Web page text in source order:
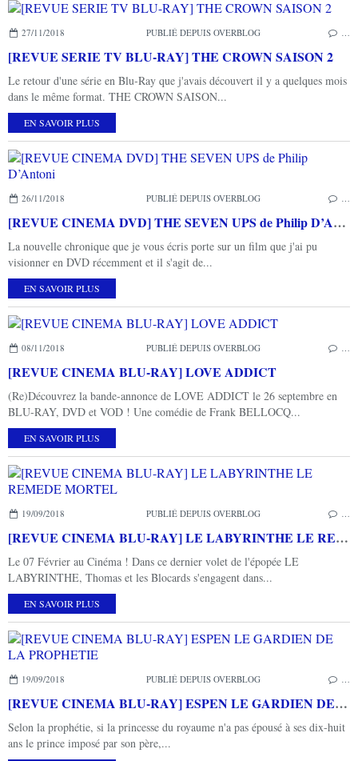
27/11/2018 PUBLIÉ DEPUIS OVERBLOG
[REVUE SERIE TV BLU-RAY] THE CROWN SAISON 2
Le retour d'une série en Blu-Ray que j'avais découvert il y a quelques mois
dans le même format. THE CROWN SAISON...
EN SAVOIR PLUS
26/11/2018 PUBLIÉ DEPUIS OVERBLOG
[REVUE CINEMA DVD] THE SEVEN UPS de Philip D’Antoni
La nouvelle chronique que je vous écris porte sur un film que j'ai pu
visionner en DVD récemment et il s'agit de...
EN SAVOIR PLUS
08/11/2018 PUBLIÉ DEPUIS OVERBLOG
[REVUE CINEMA BLU-RAY] LOVE ADDICT
(Re)Découvrez la bande-annonce de LOVE ADDICT le 26 septembre en
BLU-RAY, DVD et VOD ! Une comédie de Frank BELLOCQ...
EN SAVOIR PLUS
19/09/2018 PUBLIÉ DEPUIS OVERBLOG
[REVUE CINEMA BLU-RAY] LE LABYRINTHE LE REMEDE MORTEL
Le 07 Février au Cinéma ! Dans ce dernier volet de l'épopée LE
LABYRINTHE, Thomas et les Blocards s'engagent dans...
EN SAVOIR PLUS
19/09/2018 PUBLIÉ DEPUIS OVERBLOG
[REVUE CINEMA BLU-RAY] ESPEN LE GARDIEN DE LA PROPHETIE
Selon la prophétie, si la princesse du royaume n'a pas épousé à ses dix-huit
ans le prince imposé par son père,...